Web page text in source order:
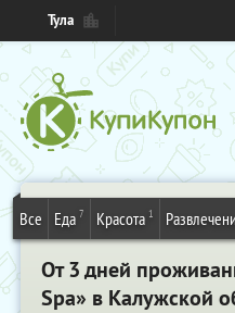
Тула
Все Еда 7 Красота 1
От 3 дней
Spa» в Калужской